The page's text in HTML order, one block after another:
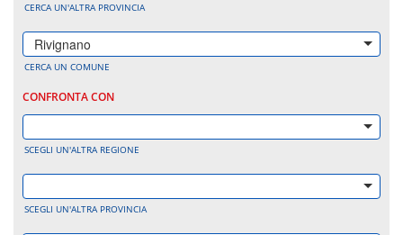
CERCA UN'ALTRA PROVINCIA
Rivignano
CERCA UN COMUNE
CONFRONTA CON
SCEGLI UN'ALTRA REGIONE
SCEGLI UN'ALTRA PROVINCIA